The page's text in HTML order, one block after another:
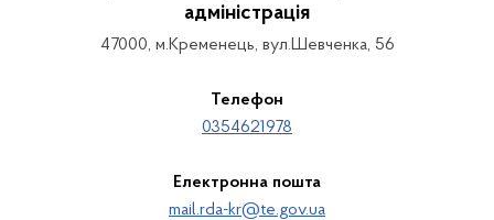
адміністрація
47000, м.Кременець, вул.Шевченка, 56
Телефон
0354621978
Електронна пошта
mail.rda-kr@te.gov.ua